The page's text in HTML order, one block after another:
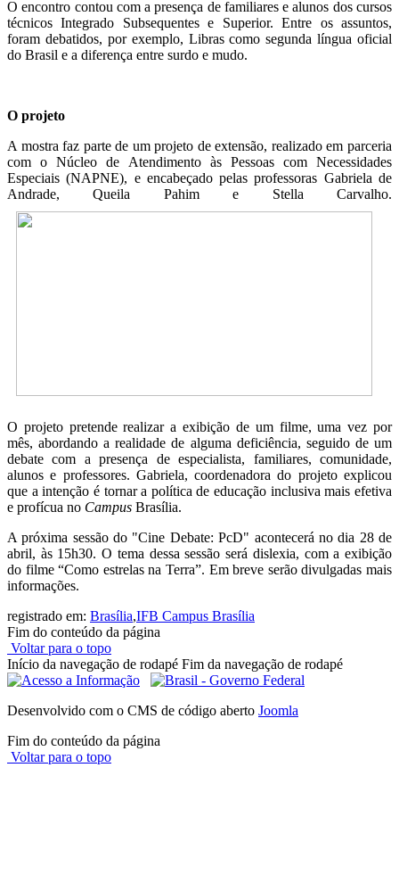
O encontro contou com a presença de familiares e alunos dos cursos
técnicos Integrado Subsequentes e Superior. Entre os assuntos,
foram debatidos, por exemplo, Libras como segunda língua oficial
do Brasil e a diferença entre surdo e mudo.
O projeto
A mostra faz parte de um projeto de extensão, realizado em parceria
com o Núcleo de Atendimento às Pessoas com Necessidades
Especiais (NAPNE), e encabeçado pelas professoras Gabriela de
Andrade, Queila Pahim e Stella Carvalho.
O projeto pretende realizar a exibição de um filme, uma vez por
mês, abordando a realidade de alguma deficiência, seguido de um
debate com a presença de especialista, familiares, comunidade,
alunos e professores. Gabriela, coordenadora do projeto explicou
que a intenção é tornar a política de educação inclusiva mais efetiva
e profícua no Campus Brasília.
A próxima sessão do "Cine Debate: PcD" acontecerá no dia 28 de
abril, às 15h30. O tema dessa sessão será dislexia, com a exibição
do filme “Como estrelas na Terra”. Em breve serão divulgadas mais
informações.
registrado em: Brasília,IFB Campus Brasília
Fim do conteúdo da página
Voltar para o topo
Início da navegação de rodapé Fim da navegação de rodapé
Desenvolvido com o CMS de código aberto Joomla
Fim do conteúdo da página
Voltar para o topo